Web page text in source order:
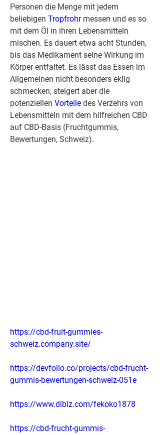
Personen die Menge mit jedem
beliebigen Tropfrohr messen und es so
mit dem Öl in ihren Lebensmitteln
mischen. Es dauert etwa acht Stunden,
bis das Medikament seine Wirkung im
Körper entfaltet. Es lässt das Essen im
Allgemeinen nicht besonders eklig
schmecken, steigert aber die
potenziellen Vorteile des Verzehrs von
Lebensmitteln mit dem hilfreichen CBD
auf CBD-Basis (Fruchtgummis,
Bewertungen, Schweiz).
https://cbd-fruit-gummies-
schweiz.company.site/
https://devfolio.co/projects/cbd-frucht-
gummis-bewertungen-schweiz-051e
https://www.dibiz.com/fekoko1878
https://cbd-frucht-gummis-